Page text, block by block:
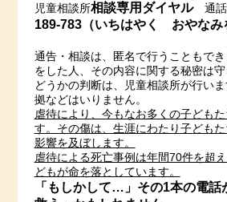
児童相談所相談専用ダイヤル通話
189-783（いちはやく おやなみ
通告・相談は、匿名で行うこともで
をした人、その内容に関する秘密は
どうかの判断は、児童相談所が行い
拠などはいりません。
虐待により、今もなお多くの子ども
す。その傷は、生涯にわたり子ども
影響を及ぼします。
虐待による死亡事例は年間70件を超
どもが命を落としています。
「もしかして…」その1本の電話